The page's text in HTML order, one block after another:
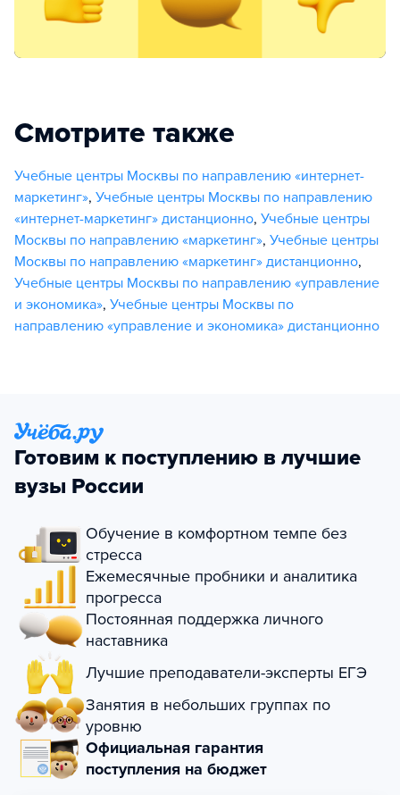
Смотрите также
Учебные центры Москвы по направлению «интернет-
маркетинг», Учебные центры Москвы по направлению
«интернет-маркетинг» дистанционно, Учебные центры
Москвы по направлению «маркетинг», Учебные центры
Москвы по направлению «маркетинг» дистанционно,
Учебные центры Москвы по направлению «управление
и экономика», Учебные центры Москвы по
направлению «управление и экономика» дистанционно
Готовим к поступлению в лучшие
вузы России
Обучение в комфортном темпе без
стресса
Ежемесячные пробники и аналитика
прогресса
Постоянная поддержка личного
наставника
Лучшие преподаватели-эксперты ЕГЭ
Занятия в небольших группах по
уровню
Официальная гарантия
поступления на бюджет